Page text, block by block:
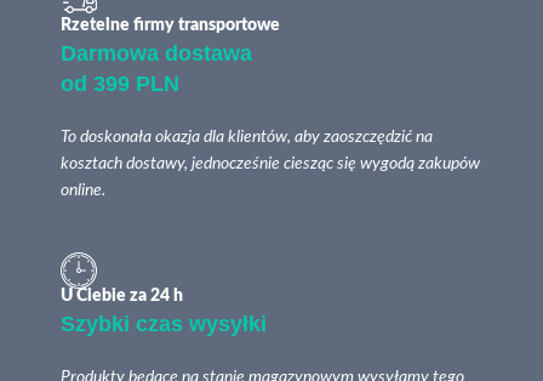
Rzetelne firmy transportowe
Darmowa dostawa
od 399 PLN
To doskonała okazja dla klientów, aby zaoszczędzić na
kosztach dostawy, jednocześnie ciesząc się wygodą zakupów
online.
U Ciebie za 24 h
Szybki czas wysyłki
Produkty będące na stanie magazynowym wysyłamy tego